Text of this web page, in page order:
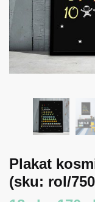
Plakat
(sku: rol/